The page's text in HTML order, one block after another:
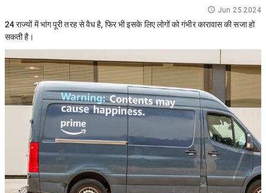
Jun 25 2024
24 राज्यों में भांग पूरी तरह से वैध है, फिर भी इसके लिए लोगों को गंभीर कारावास की सजा हो
सकती है।